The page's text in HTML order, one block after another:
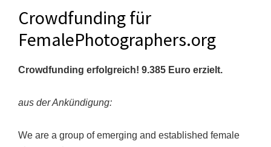
Crowdfunding für
FemalePhotographers.org
Crowdfunding erfolgreich! 9.385 Euro erzielt.
aus der Ankündigung:
We are a group of emerging and established female